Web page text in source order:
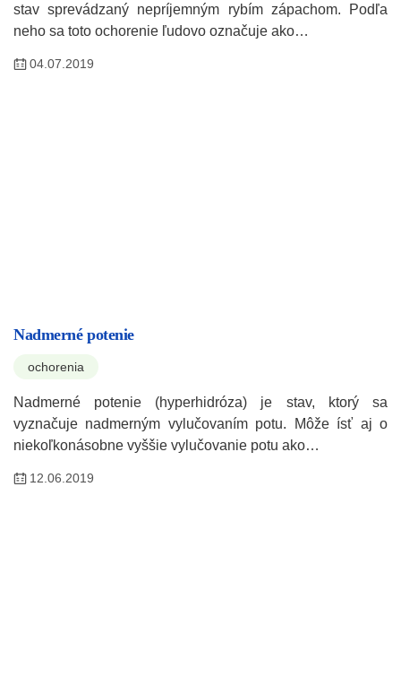
stav sprevádzaný nepríjemným rybím zápachom. Podľa
neho sa toto ochorenie ľudovo označuje ako…
04.07.2019
Nadmerné potenie
ochorenia
Nadmerné potenie (hyperhidróza) je stav, ktorý sa
vyznačuje nadmerným vylučovaním potu. Môže ísť aj o
niekoľkonásobne vyššie vylučovanie potu ako…
12.06.2019